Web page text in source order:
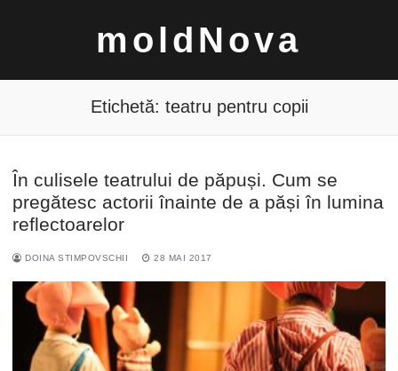
moldNova
Caută
după:
Etichetă: teatru pentru copii
În culisele teatrului de păpuși. Cum se
pregătesc actorii înainte de a păși în lumina
reflectoarelor
DOINA STIMPOVSCHII 28 MAI 2017